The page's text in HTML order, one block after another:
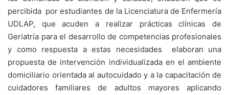
percibida por estudiantes de la Licenciatura de Enfermería
UDLAP, que acuden a realizar prácticas clínicas de
Geriatría para el desarrollo de competencias profesionales
y como respuesta a estas necesidades elaboran una
propuesta de intervención individualizada en el ambiente
domiciliario orientada al autocuidado y a la capacitación de
cuidadores familiares de adultos mayores aplicando